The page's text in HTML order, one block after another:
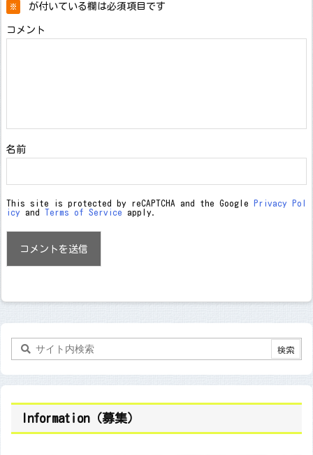
※ が付いている欄は必須項目です
コメント
名前
This site is protected by reCAPTCHA and the Google
Privacy Pol
icy and Terms of Service apply.
Information（募集）